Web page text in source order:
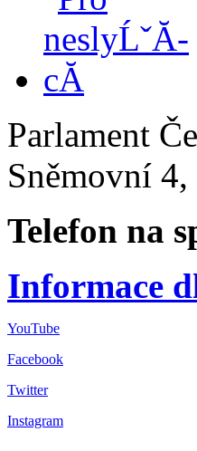
Parlament
Sněmovní
Telefon na
Informace
YouTube
Facebook
Twitter
Instagram